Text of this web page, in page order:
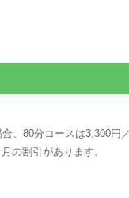
、80分コースは3,300円
の割引があります。